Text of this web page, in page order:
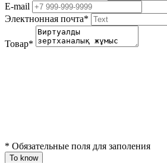
E-mail
Электнонная почта*
Товар*
* Обязательные поля для заполения
To know